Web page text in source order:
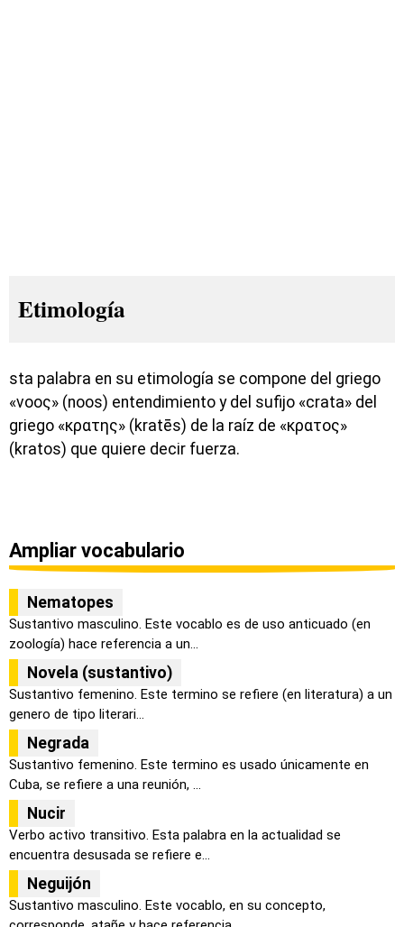
Etimología
sta palabra en su etimología se compone del griego
«νοος» (noos) entendimiento y del sufijo «crata» del
griego «κρατης» (kratēs) de la raíz de «κρατος»
(kratos) que quiere decir fuerza.
Ampliar vocabulario
Nematopes
Sustantivo masculino. Este vocablo es de uso anticuado (en
zoología) hace referencia a un...
Novela (sustantivo)
Sustantivo femenino. Este termino se refiere (en literatura) a un
genero de tipo literari...
Negrada
Sustantivo femenino. Este termino es usado únicamente en
Cuba, se refiere a una reunión, ...
Nucir
Verbo activo transitivo. Esta palabra en la actualidad se
encuentra desusada se refiere e...
Neguijón
Sustantivo masculino. Este vocablo, en su concepto,